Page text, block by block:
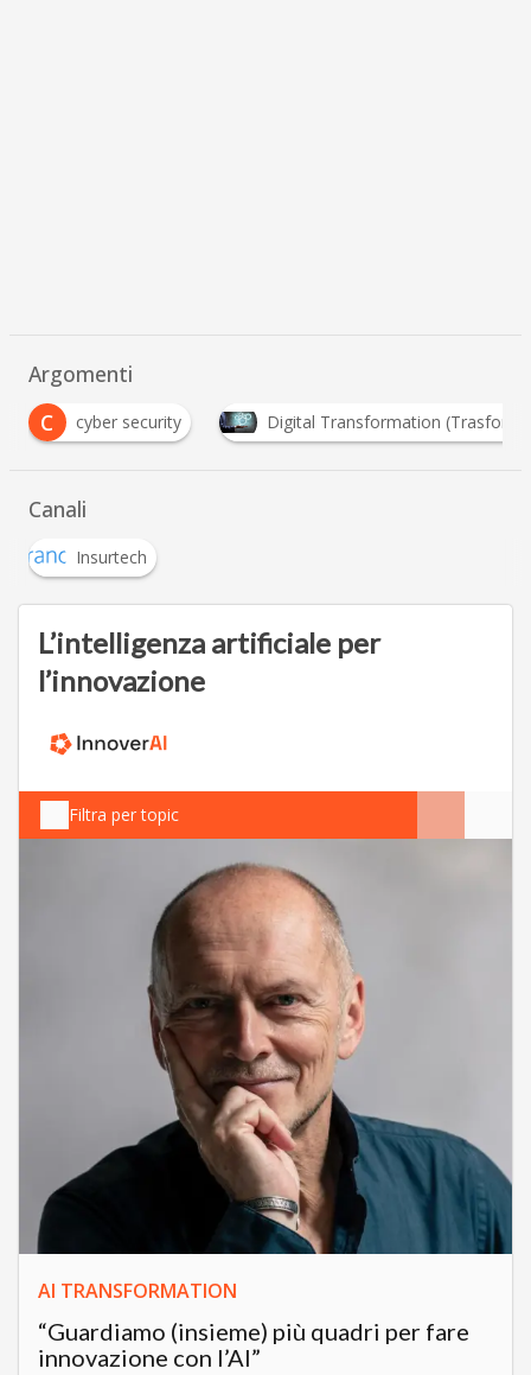
Argomenti
Digital Transformation (Trasformazione Digitale)
Canali
Insurtech
L’intelligenza artificiale per
l’innovazione
Filtra per topic
AI TRANSFORMATION
“Guardiamo (insieme) più quadri per fare
innovazione con l’AI”